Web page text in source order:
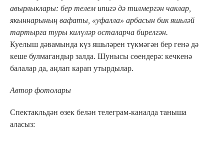
авырлыклары: бер телем ипигә дә тилмергән чаклар,
якыннарының вафаты, «уфалла» арбасын бик яшьләй
тартырга туры килүләр осталарча бирелгән.
Куелыш дәвамында күз яшьләрен түкмәгән бер генә дә
кеше булмагандыр залда. Шунысы сөендерә: кечкенә
балалар да, аңлап карап утырдылар.
Автор фотолары
Спектакльдән өзек белән телеграм-каналда таныша
аласыз: